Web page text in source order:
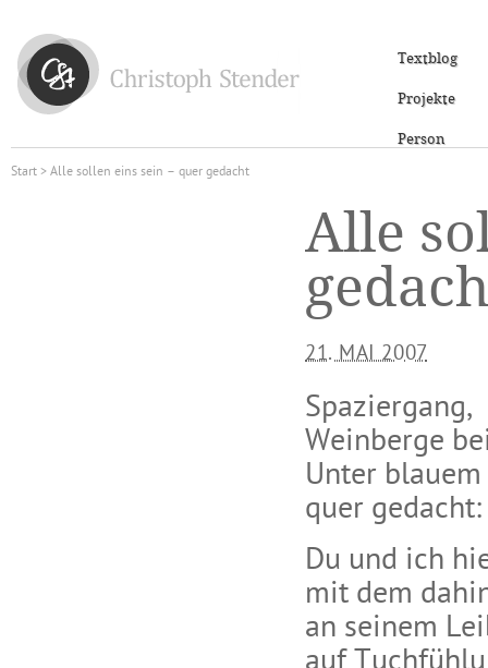
Textblog
Projekte
Person
Start> Alle sollen eins sein – quer gedacht
Alle
21. MAI 2007
Spaziergang,
Weinberge
Unter
quer gedacht:
Du und ich
mit dem
an seinem